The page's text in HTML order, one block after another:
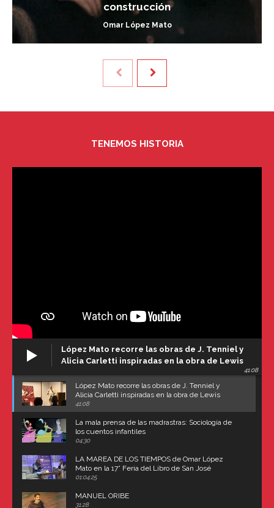
construcción
Omar López Mato
TENEMOS HISTORIA
López Mato recorre las obras de J. Tenniel y
Alicia Carletti inspiradas en la obra de Lewis
41:08
López Mato recorre las obras de J. Tenniel y
Alicia Carletti inspiradas en la obra de Lewis
Carroll
41:08
La mala prensa de las madrastras: Sociología de
los cuentos infantiles
04:30
LA MAREA DE LOS TIEMPOS de Omar López
Mato en la 17° Feria del Libro de San José
(Uruguay)
01:04:25
MANUEL ORIBE
31:28